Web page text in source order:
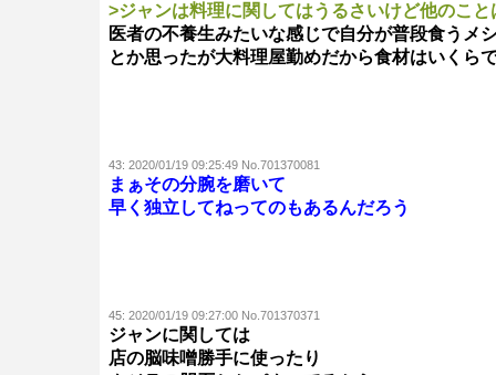
>ジャンは料理に関してはうるさいけど他のこ
医者の不養生みたいな感じで自分が普段食うメ
とか思ったが大料理屋勤めだから食材はいくら
43: 2020/01/19 09:25:49 No.701370081
まぁその分腕を磨いて
早く独立してねってのもあるんだろう
45: 2020/01/19 09:27:00 No.701370371
ジャンに関しては
店の脳味噌勝手に使ったり